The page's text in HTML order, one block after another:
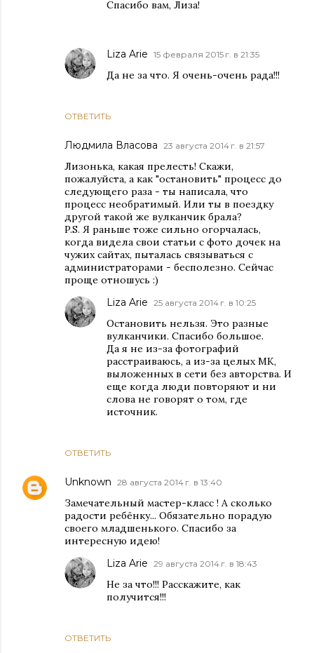
ОТВЕТИТЬ
Спасибо вам, Лиза!
Liza Arie 15 февраля 2015 г. в 21:35
Да не за что. Я очень-очень рада!!!
Людмила Власова 23 августа 2014 г. в 21:57
Лизонька, какая прелесть! Скажи,
пожалуйста, а как "остановить" процесс до
следующего раза - ты написала, что
процесс необратимый. Или ты в поездку
другой такой же вулканчик брала?
P.S. Я раньше тоже сильно огорчалась,
когда видела свои статьи с фото дочек на
чужих сайтах, пыталась связываться с
администраторами - бесполезно. Сейчас
проще отношусь :)
ОТВЕТИТЬ
Liza Arie 25 августа 2014 г. в 10:25
Остановить нельзя. Это разные
вулканчики. Спасибо большое.
Да я не из-за фотографий
расстраиваюсь, а из-за целых МК,
выложенных в сети без авторства. И
еще когда люди повторяют и ни
слова не говорят о том, где
источник.
Unknown 28 августа 2014 г. в 13:40
Замечательный мастер-класс ! А сколько
радости ребёнку... Обязательно порадую
своего младшенького. Спасибо за
интересную идею!
ОТВЕТИТЬ
Liza Arie 29 августа 2014 г. в 18:43
Не за что!!! Расскажите, как
получится!!!